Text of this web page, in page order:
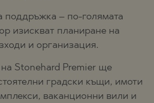
поддръжка – по-голямата
изискват планиране на
и организация.
Stonehard Premier ще
градски къщи, имоти
ваканционни вили и